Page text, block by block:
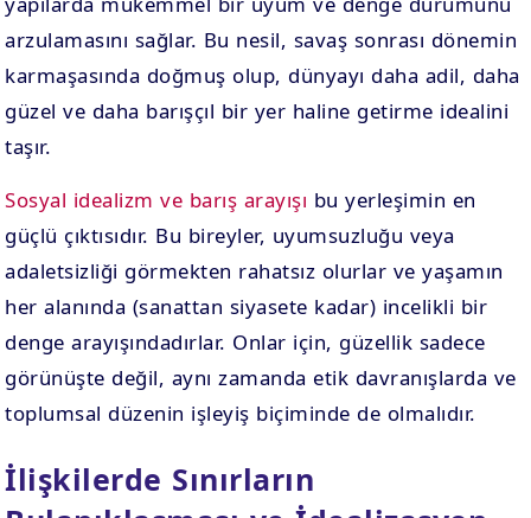
arzulamasını sağlar. Bu nesil, savaş sonrası dönemin
karmaşasında doğmuş olup, dünyayı daha adil, daha
güzel ve daha barışçıl bir yer haline getirme idealini
taşır.
Sosyal idealizm ve barış arayışı bu yerleşimin en
güçlü çıktısıdır. Bu bireyler, uyumsuzluğu veya
adaletsizliği görmekten rahatsız olurlar ve yaşamın
her alanında (sanattan siyasete kadar) incelikli bir
denge arayışındadırlar. Onlar için, güzellik sadece
görünüşte değil, aynı zamanda etik davranışlarda ve
toplumsal düzenin işleyiş biçiminde de olmalıdır.
İlişkilerde Sınırların